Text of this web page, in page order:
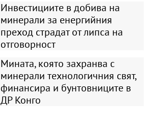
Инвестициите в добива на
минерали за енергийния
преход страдат от липса на
отговорност
Мината, която захранва с
минерали технологичния свят,
финансира и бунтовниците в
ДР Конго